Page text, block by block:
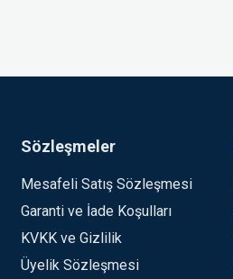
Sözleşmeler
Mesafeli Satış Sözleşmesi
Garanti ve İade Koşulları
KVKK ve Gizlilik
Üyelik Sözleşmesi